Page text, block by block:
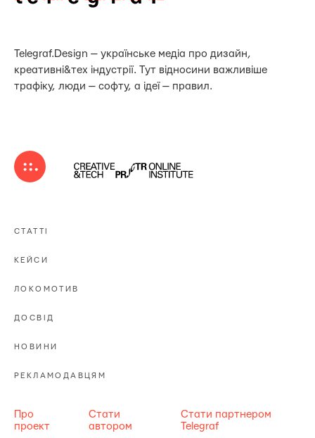
Telegraf.Design — українське медіа про дизайн,
креативні&тех індустрії. Тут відносини важливіше
трафіку, люди — софту, а ідеї — правил.
СТАТТІ
КЕЙСИ
ЛОКОМОТИВ
ДОСВІД
НОВИНИ
РЕКЛАМОДАВЦЯМ
Про
проект
Стати
автором
Стати партнером
Telegraf